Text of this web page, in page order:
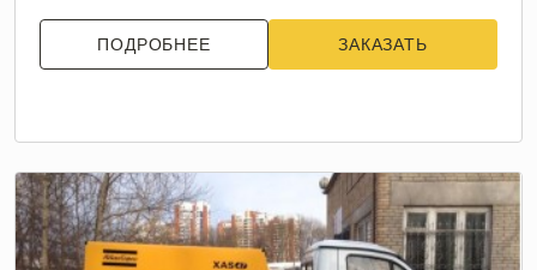
ПОДРОБНЕЕ ЗАКАЗАТЬ